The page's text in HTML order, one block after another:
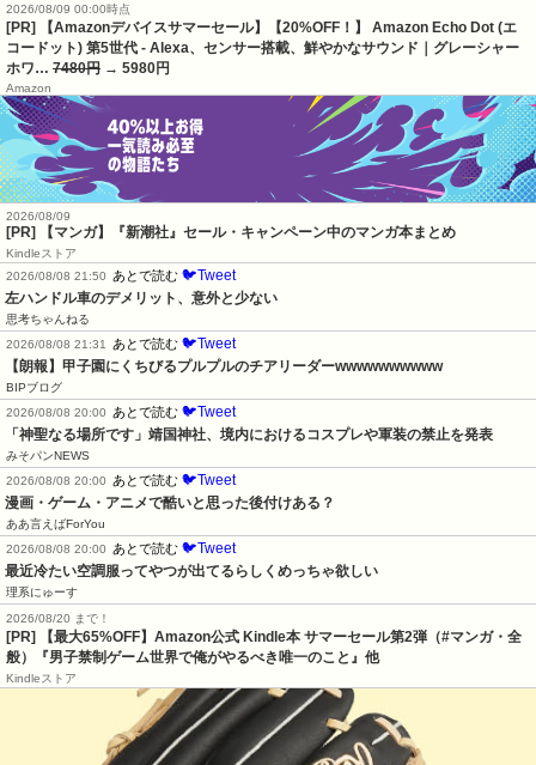
2026/08/09 00:00時点
[PR] 【Amazonデバイスサマーセール】【20%OFF！】 Amazon Echo Dot (エ
コードット) 第5世代 - Alexa、センサー搭載、鮮やかなサウンド｜グレーシャー
ホワ… 7480円 → 5980円
Amazon
2026/08/09
[PR] 【マンガ】『新潮社』セール・キャンペーン中のマンガ本まとめ
Kindleストア
2026/08/08 21:50
あとで読む 🐦Tweet
左ハンドル車のデメリット、意外と少ない
思考ちゃんねる
2026/08/08 21:31
あとで読む 🐦Tweet
【朗報】甲子園にくちびるプルプルのチアリーダーwwwwwwwwww
BIPブログ
2026/08/08 20:00
あとで読む 🐦Tweet
「神聖なる場所です」靖国神社、境内におけるコスプレや軍装の禁止を発表
みそパンNEWS
2026/08/08 20:00
あとで読む 🐦Tweet
漫画・ゲーム・アニメで酷いと思った後付けある？
ああ言えばForYou
2026/08/08 20:00
あとで読む 🐦Tweet
最近冷たい空調服ってやつが出てるらしくめっちゃ欲しい
理系にゅーす
2026/08/20 まで！
[PR]
【最大65%OFF】Amazon公式 Kindle本 サマーセール第2弾（#マンガ・全
般）『男子禁制ゲーム世界で俺がやるべき唯一のこと』他
Kindleストア